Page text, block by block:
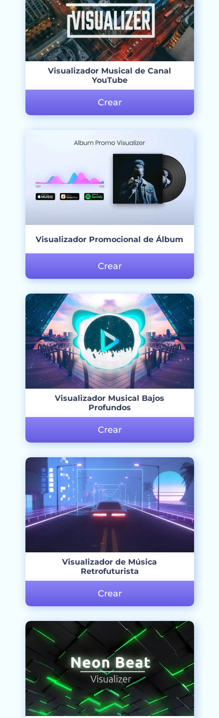
Visualizador Musical de Canal
YouTube
Crear
Visualizador Promocional de Álbum
Crear
Visualizador Musical Bajos
Profundos
Crear
Visualizador de Música
Retrofuturista
Crear